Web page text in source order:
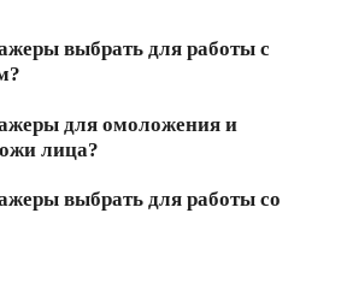
выбрать для работы с
для омоложения и
лица?
выбрать для работы со